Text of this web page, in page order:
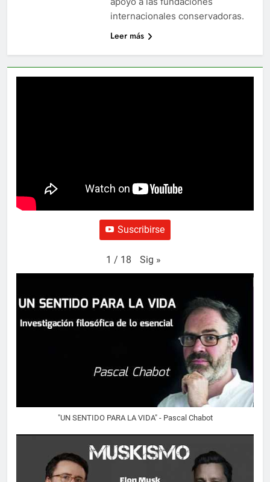
internacionales conservadoras.
Leer más
Suscribirse
1 / 18 Sig »
"UN SENTIDO PARA LA VIDA" - Pascal Chabot